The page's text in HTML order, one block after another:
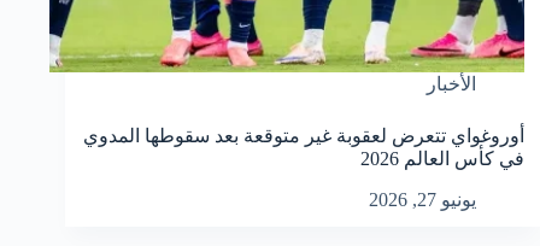
الأخبار
أوروغواي تتعرض لعقوبة غير متوقعة بعد سقوطها المدوي
في كأس العالم 2026
يونيو 27, 2026